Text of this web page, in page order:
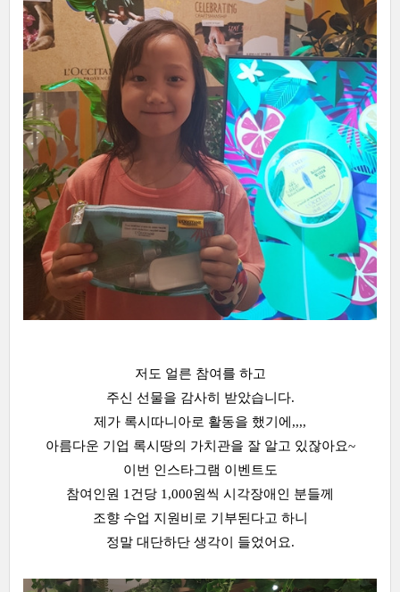
저도 얼른 참여를 하고
주신 선물을 감사히 받았습니다.
제가 록시따니아로 활동을 했기에,,,,
아름다운 기업 록시땅의 가치관을 잘 알고 있잖아요~
이번 인스타그램 이벤트도
참여인원 1건당 1,000원씩 시각장애인 분들께
조향 수업 지원비로 기부된다고 하니
정말 대단하단 생각이 들었어요.